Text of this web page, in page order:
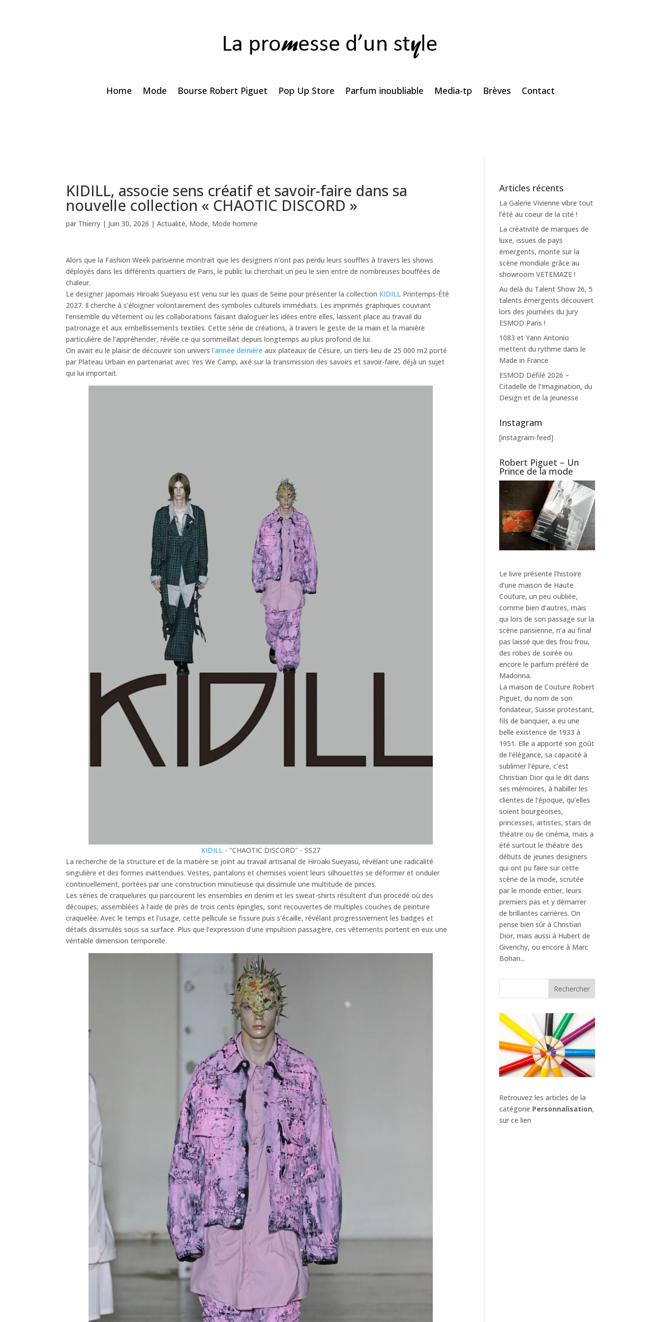
Home Mode Bourse Robert Piguet Pop Up Store Parfum inoubliable Media-tp Brèves Contact
KIDILL, associe sens créatif et savoir-faire dans sa
nouvelle collection « CHAOTIC DISCORD »
par Thierry | Juin 30, 2026 |Actualité, Mode, Mode homme
Alors que la Fashion Week parisienne montrait que les designers n'ont pas perdu leurs souffles à travers les shows
déployés dans les différents quartiers de Paris, le public lui cherchait un peu le sien entre de nombreuses bouffées de
chaleur.
Le designer japomais Hiroaki Sueyasu est venu sur les quais de Seine pour présenter la collection KIDILL Printemps-Été
2027. Il cherche à s’éloigner volontairement des symboles culturels immédiats. Les imprimés graphiques couvrant
l’ensemble du vêtement ou les collaborations faisant dialoguer les idées entre elles, laissent place au travail du
patronage et aux embellissements textiles. Cette série de créations, à travers le geste de la main et la manière
particulière de l’appréhender, révèle ce qui sommeillait depuis longtemps au plus profond de lui.
On avait eu le plaisir de découvrir son universl'année dernière aux plateaux de Césure, un tiers-lieu de 25 000 m2 porté
par Plateau Urbain en partenariat avec Yes We Camp, axé sur la transmission des savoirs et savoir-faire, déjà un sujet
qui lui importait.
KIDILL - "CHAOTIC DISCORD" - SS27
La recherche de la structure et de la matière se joint au travail artisanal de Hiroaki Sueyasu, révélant une radicalité
singulière et des formes inattendues. Vestes, pantalons et chemises voient leurs silhouettes se déformer et onduler
continuellement, portées par une construction minutieuse qui dissimule une multitude de pinces.
Les séries de craquelures qui parcourent les ensembles en denim et les sweat-shirts résultent d’un procédé où des
découpes, assemblées à l’aide de près de trois cents épingles, sont recouvertes de multiples couches de peinture
craquelée. Avec le temps et l’usage, cette pellicule se fissure puis s’écaille, révélant progressivement les badges et
détails dissimulés sous sa surface. Plus que l’expression d’une impulsion passagère, ces vêtements portent en eux une
véritable dimension temporelle.
Articles récents
La Galerie Vivienne vibre tout
l’été au coeur de la cité !
La créativité de marques de
luxe, issues de pays
émergents, monte sur la
scène mondiale grâce au
showroom VETEMAZE !
Au delà du Talent Show 26, 5
talents émergents découvert
lors des journées du Jury
ESMOD Paris !
1083 et Yann Antonio
mettent du rythme dans le
Made in France
ESMOD Défilé 2026 –
Citadelle de l’Imagination, du
Design et de la Jeunesse
Instagram
[instagram-feed]
Robert Piguet – Un
Prince de la mode
Le livre présente l'histoire
d’une maison de Haute
Couture, un peu oubliée,
comme bien d’autres, mais
qui lors de son passage sur la
scène parisienne, n’a au final
pas laissé que des frou frou,
des robes de soirée ou
encore le parfum préféré de
Madonna.
La maison de Couture Robert
Piguet, du nom de son
fondateur, Suisse protestant,
fils de banquier, a eu une
belle existence de 1933 à
1951. Elle a apporté son goût
de l’élégance, sa capacité à
sublimer l’épure, c’est
Christian Dior qui le dit dans
ses mémoires, à habiller les
clientes de l’époque, qu’elles
soient bourgeoises,
princesses, artistes, stars de
théatre ou de cinéma, mais a
été surtout le théatre des
débuts de jeunes designers
qui ont pu faire sur cette
scène de la mode, scrutée
par le monde entier, leurs
premiers pas et y démarrer
de brillantes carrières. On
pense bien sûr à Christian
Dior, mais aussi à Hubert de
Givenchy, ou encore à Marc
Bohan...
Rechercher
Retrouvez les articles de la
catégorie Personnalisation,
sur ce lien